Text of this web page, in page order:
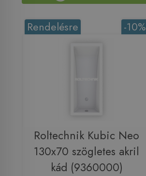
-10%
Rendelésre
Roltechnik Kubic Neo
130x70 szögletes akril
kád (9360000)